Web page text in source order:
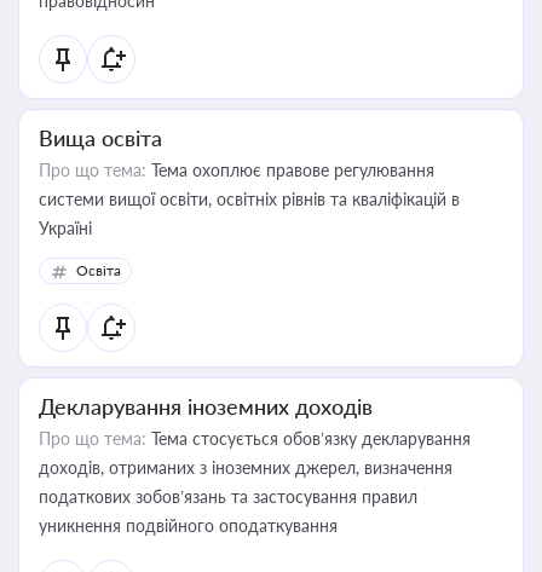
Вища освіта
Про що тема: Тема охоплює правове регулювання
системи вищої освіти, освітніх рівнів та кваліфікацій в
Україні
Освіта
Декларування іноземних доходів
Про що тема: Тема стосується обов’язку декларування
доходів, отриманих з іноземних джерел, визначення
податкових зобов’язань та застосування правил
уникнення подвійного оподаткування